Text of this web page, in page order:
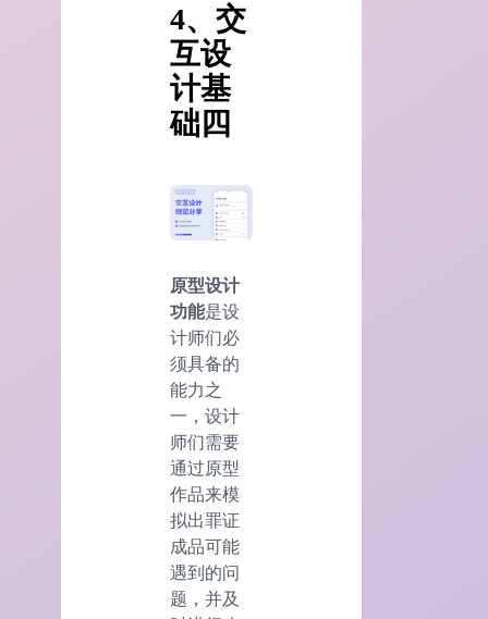
4、交
互设
计基
础四
原型设计
功能是设
计师们必
须具备的
能力之
一，设计
师们需要
通过原型
作品来模
拟出罪证
成品可能
遇到的问
题，并及